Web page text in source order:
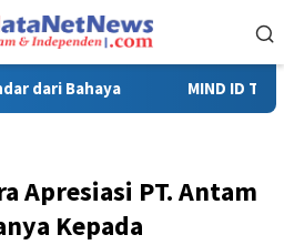
Penuh Bagi PT Vale di
Apresiasi PT. Antam
Kepada